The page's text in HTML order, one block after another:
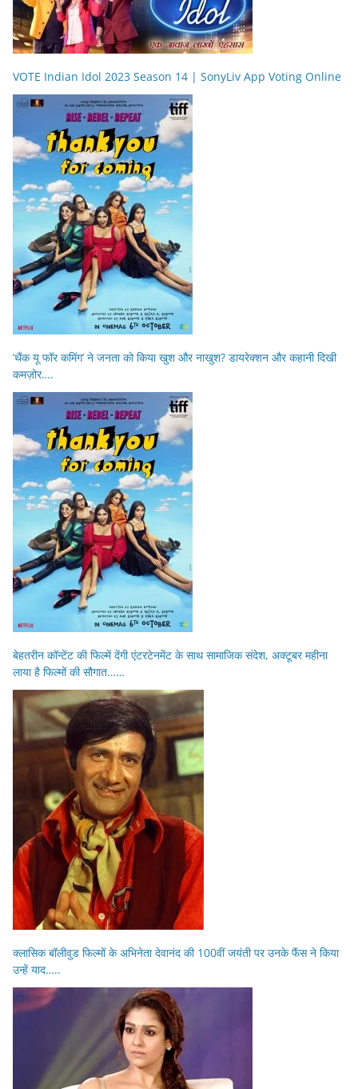
VOTE Indian Idol 2023 Season 14 | SonyLiv App Voting Online
‘थैंक यू फॉर कमिंग’ ने जनता को किया खुश और नाखुश? डायरेक्शन और कहानी दिखी
कमज़ोर….
बेहतरीन कॉन्टेंट की फिल्में देंगी एंटरटेनमेंट के साथ सामाजिक संदेश, अक्टूबर महीना
लाया है फिल्मों की सौगात……
क्लासिक बॉलीवुड फिल्मों के अभिनेता देवानंद की 100वीं जयंती पर उनके फैंस ने किया
उन्हें याद…..